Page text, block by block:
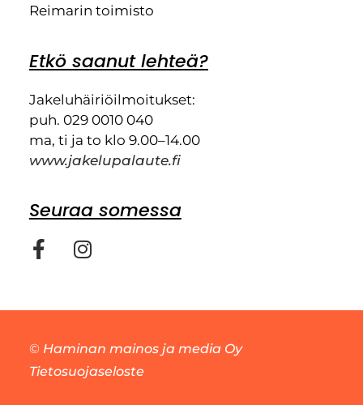
Reimarin toimisto
Etkö saanut lehteä?
Jakeluhäiriöilmoitukset:
puh. 029 0010 040
ma, ti ja to klo 9.00–14.00
www.jakelupalaute.fi
Seuraa somessa
© Haminan mainos ja media Oy
Tietosuojaseloste